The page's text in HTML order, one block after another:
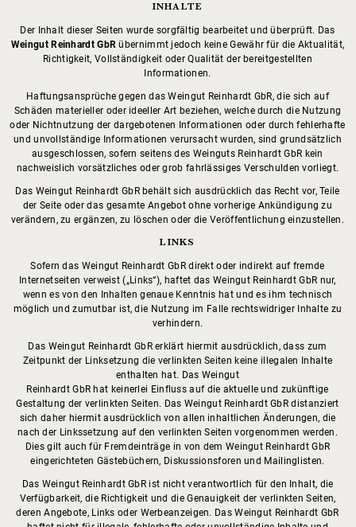
INHALTE
Der Inhalt dieser Seiten wurde sorgfältig bearbeitet und überprüft. Das
Weingut Reinhardt GbR übernimmt jedoch keine Gewähr für die Aktualität,
Richtigkeit, Vollständigkeit oder Qualität der bereitgestellten
Informationen.
Haftungsansprüche gegen das Weingut Reinhardt GbR, die sich auf
Schäden materieller oder ideeller Art beziehen, welche durch die Nutzung
oder Nichtnutzung der dargebotenen Informationen oder durch fehlerhafte
und unvollständige Informationen verursacht wurden, sind grundsätzlich
ausgeschlossen, sofern seitens des Weinguts Reinhardt GbR kein
nachweislich vorsätzliches oder grob fahrlässiges Verschulden vorliegt.
Das Weingut Reinhardt GbR behält sich ausdrücklich das Recht vor, Teile
der Seite oder das gesamte Angebot ohne vorherige Ankündigung zu
verändern, zu ergänzen, zu löschen oder die Veröffentlichung einzustellen.
LINKS
Sofern das Weingut Reinhardt GbR direkt oder indirekt auf fremde
Internetseiten verweist („Links“), haftet das Weingut Reinhardt GbR nur,
wenn es von den Inhalten genaue Kenntnis hat und es ihm technisch
möglich und zumutbar ist, die Nutzung im Falle rechtswidriger Inhalte zu
verhindern.
Das Weingut Reinhardt GbR erklärt hiermit ausdrücklich, dass zum
Zeitpunkt der Linksetzung die verlinkten Seiten keine illegalen Inhalte
enthalten hat. Das Weingut
Reinhardt GbR hat keinerlei Einfluss auf die aktuelle und zukünftige
Gestaltung der verlinkten Seiten. Das Weingut Reinhardt GbR distanziert
sich daher hiermit ausdrücklich von allen inhaltlichen Änderungen, die
nach der Linkssetzung auf den verlinkten Seiten vorgenommen werden.
Dies gilt auch für Fremdeinträge in von dem Weingut Reinhardt GbR
eingerichteten Gästebüchern, Diskussionsforen und Mailinglisten.
Das Weingut Reinhardt GbR ist nicht verantwortlich für den Inhalt, die
Verfügbarkeit, die Richtigkeit und die Genauigkeit der verlinkten Seiten,
deren Angebote, Links oder Werbeanzeigen. Das Weingut Reinhardt GbR